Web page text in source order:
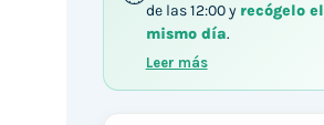
de las 12:00 y recógelo el
mismo día.
Leer más